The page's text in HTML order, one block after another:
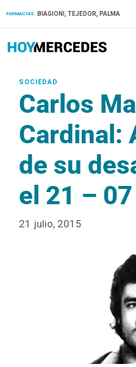
FARMACIAS: BIAGIONI, TEJEDOR, PALMA
Carlos
Cardinal:
de su
el 21 –
21 julio, 2015